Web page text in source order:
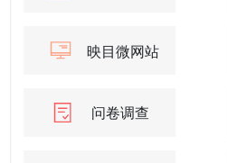
映目微网站
问卷调查